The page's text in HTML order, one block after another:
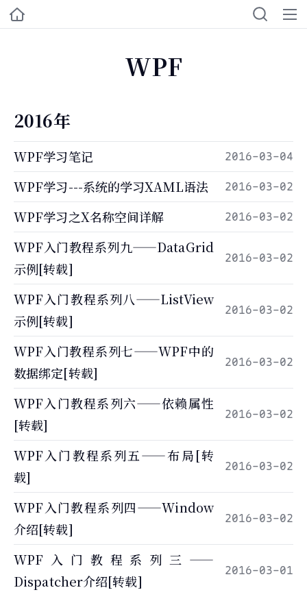
WPF
2016年
WPF学习笔记 2016-03-04
WPF学习---系统的学习XAML语法 2016-03-02
WPF学习之X名称空间详解 2016-03-02
WPF入门教程系列九——DataGrid
示例[转载]
2016-03-02
WPF入门教程系列八——ListView
示例[转载]
2016-03-02
WPF入门教程系列七——WPF中的
数据绑定[转载]
2016-03-02
WPF入门教程系列六——依赖属性
[转载]
2016-03-02
WPF入门教程系列五——布局[转
载]
2016-03-02
WPF入门教程系列四——Window
介绍[转载]
2016-03-02
WPF入门教程系列三——
Dispatcher介绍[转载]
2016-03-01